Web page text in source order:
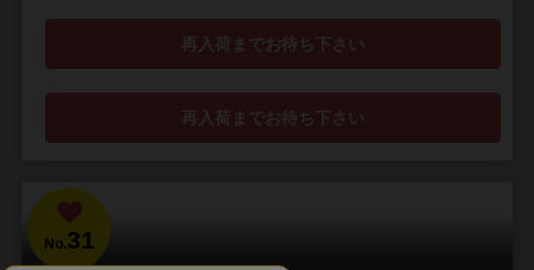
再入荷までお待ち下さい
再入荷までお待ち下さい
No.31